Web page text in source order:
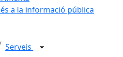
a la informació pública
Serveis